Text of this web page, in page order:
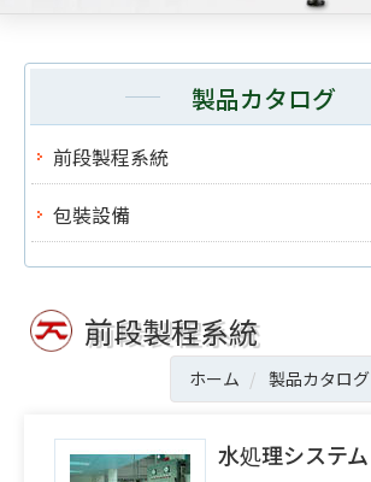
製品カタログ
前段製程系統
包裝設備
前段製程系統
ホーム 製品カタログ
水処理システム